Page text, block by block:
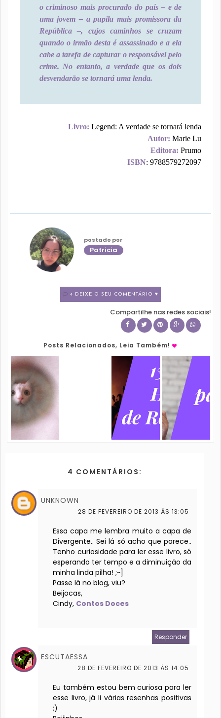
o criminoso mais procurado do país – e de
uma jovem – a pupila mais promissora da
República –, cujos caminhos se cruzam
quando o irmão desta é assassinado e a ela
cabe a tarefa de capturar o responsável pelo
crime. No entanto, a verdade que os dois
desvendarão se tornará uma lenda.
Livro: Legend: A verdade se tornará lenda
Autor: Marie Lu
Editora:Prumo
ISBN: 9788579272097
postado por
Patricia
4 DEIXE O SEU COMENTÁRIO ♥
Compartilhe nas redes sociais!
Posts Relacionados, Leia Também!
4 COMENTÁRIOS:
UNKNOWN
28 DE FEVEREIRO DE 2013 ÀS 13:05
Essa capa me lembra muito a capa de
Divergente.. Sei lá só acho que parece..
Tenho curiosidade para ler esse livro, só
esperando ter tempo e a diminuição da
minha linda pilha! ;~]
Passe lá no blog, viu?
Beijocas,
Cindy, Contos Doces
Responder
ESCUTAESSA
28 DE FEVEREIRO DE 2013 ÀS 14:05
Eu também estou bem curiosa para ler
esse livro, já li várias resenhas positivas
;)